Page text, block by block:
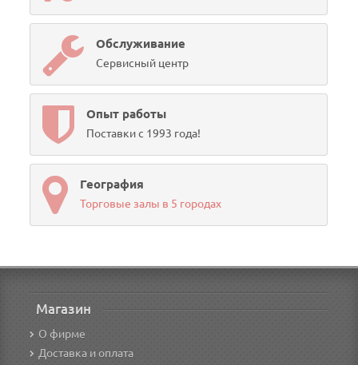
Обслуживание
Сервисный центр
Опыт работы
Поставки с 1993 года!
География
Торговые залы в 5 городах
Магазин
О фирме
Доставка и оплата